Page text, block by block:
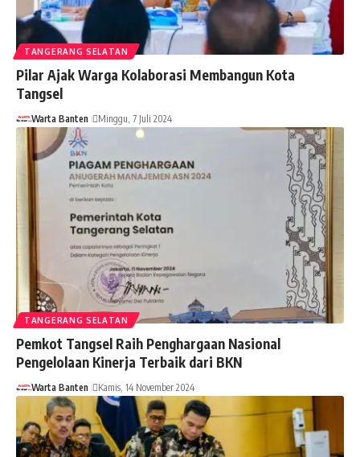
TANGERANG SELATAN
Pilar Ajak Warga Kolaborasi Membangun Kota
Tangsel
Warta Banten Minggu, 7 Juli 2024
TANGERANG SELATAN
Pemkot Tangsel Raih Penghargaan Nasional
Pengelolaan Kinerja Terbaik dari BKN
Warta Banten Kamis, 14 November 2024